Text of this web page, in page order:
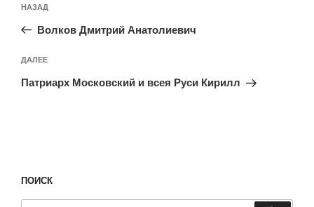
по
записям
Предыдущая
запись:
НАЗАД
Волков Дмитрий Анатолиевич
Следующая
запись
ДАЛЕЕ
Патриарх Московский и всея Руси Кирилл
ПОИСК